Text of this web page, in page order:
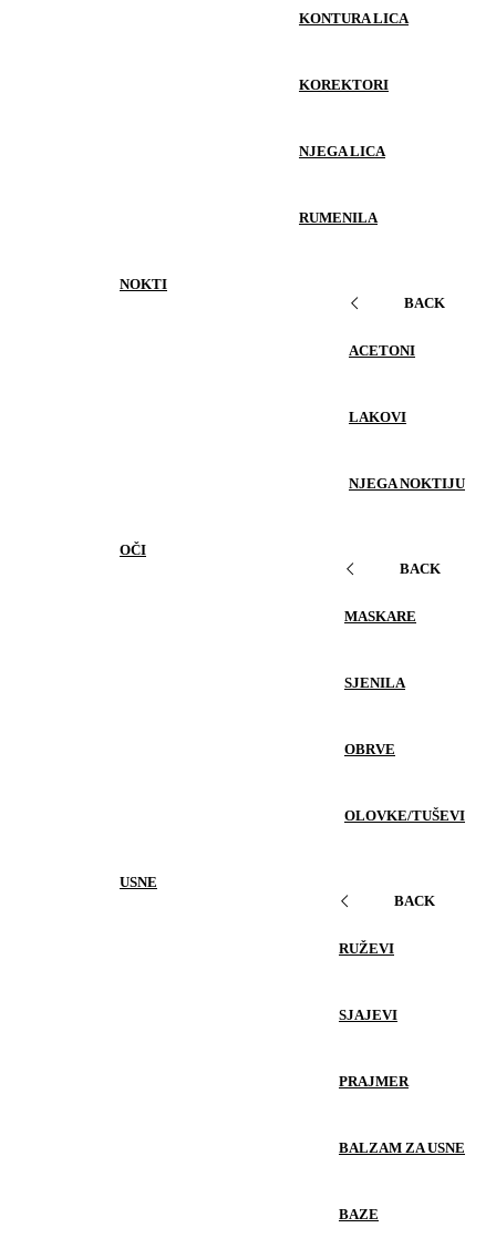
KONTURA LICA
KOREKTORI
NJEGA LICA
RUMENILA
NOKTI
BACK
ACETONI
LAKOVI
NJEGA NOKTIJU
OČI
BACK
MASKARE
SJENILA
OBRVE
OLOVKE/TUŠEVI
USNE
BACK
RUŽEVI
SJAJEVI
PRAJMER
BALZAM ZA USNE
BAZE